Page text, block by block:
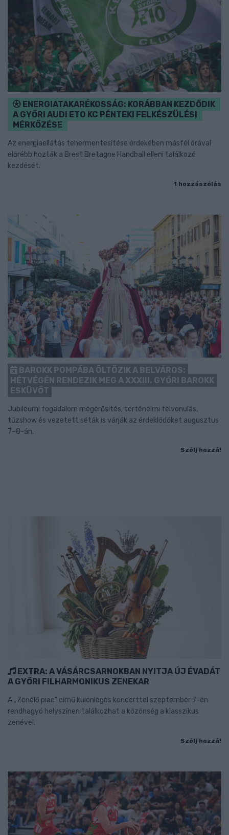
ENERGIATAKARÉKOSSÁG: KORÁBBAN KEZDŐDIK
A GYŐRI AUDI ETO KC PÉNTEKI FELKÉSZÜLÉSI
MÉRKŐZÉSE
Az energiaellátás tehermentesítése érdekében másfél órával
előrébb hozták a Brest Bretagne Handball elleni találkozó
kezdését.
1 hozzászólás
BAROKK POMPÁBA ÖLTÖZIK A BELVÁROS:
HÉTVÉGÉN RENDEZIK MEG A XXXIII. GYŐRI BAROKK
ESKÜVŐT
Jubileumi fogadalom megerősítés, történelmi felvonulás,
tűzshow és vezetett séták is várják az érdeklődőket augusztus
7–8-án.
Szólj hozzá!
EXTRA: A VÁSÁRCSARNOKBAN NYITJA ÚJ ÉVADÁT
A GYŐRI FILHARMONIKUS ZENEKAR
A „Zenélő piac” című különleges koncerttel szeptember 7-én
rendhagyó helyszínen találkozhat a közönség a klasszikus
zenével.
Szólj hozzá!